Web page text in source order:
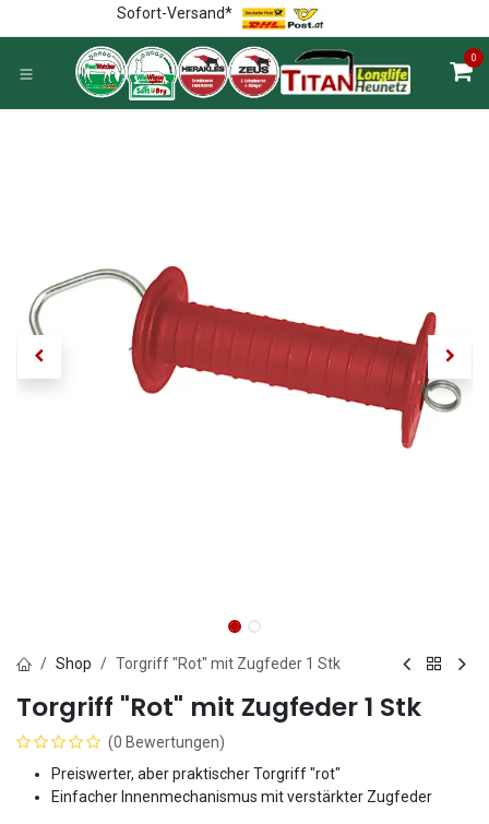
Zum Inhalt springenSofort-Versand*
0
Shop Torgriff "Rot" mit Zugfeder 1 Stk
Torgriff "Rot" mit Zugfeder 1 Stk
(0 Bewertungen)
Preiswerter, aber praktischer Torgriff "rot"
Einfacher Innenmechanismus mit verstärkter Zugfeder